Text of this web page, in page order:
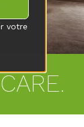
votre